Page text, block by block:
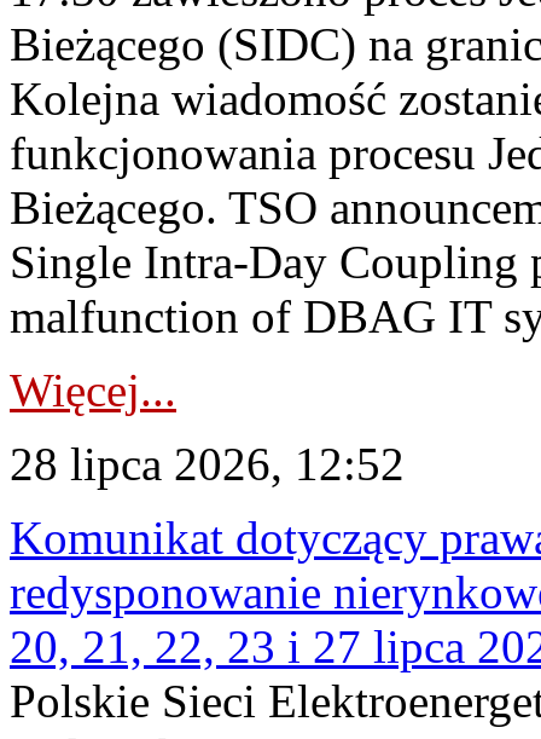
Bieżącego (SIDC) na
Kolejna wiadomość
funkcjonowania procesu
Bieżącego. TSO
Single Intra-Day Coupling
malfunction of DBAG IT
Więcej...
28 lipca 2026, 12:52
Komunikat dotyczący
redysponowanie
20, 21, 22, 23 i 27 lipca
Polskie Sieci